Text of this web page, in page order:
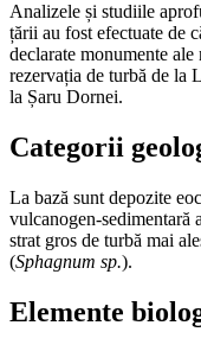
Analizele și studiile
țării au fost efectuate de
declarate monumente
rezervația de turbă de la
la Șaru Dornei.
Categorii
La bază sunt depozite
vulcanogen-sedimentară
strat gros de turbă mai
(Sphagnum sp.).
Elemente